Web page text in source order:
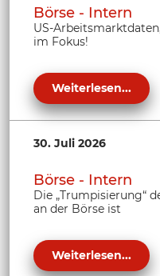
Börse - Intern
US-
im Fokus!
Weiterlesen...
30. Juli 2026
Börse - Intern
Die „Trumpisierung“
an der Börse ist
Weiterlesen...